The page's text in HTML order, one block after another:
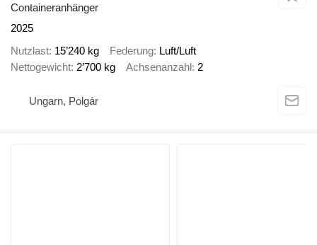
Containeranhänger
2025
Nutzlast 15’240 kg Federung Luft/Luft
Nettogewicht 2’700 kg Achsenanzahl 2
Ungarn, Polgár